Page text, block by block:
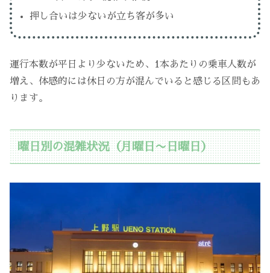
押し合いは少ないが立ち客が多い
運行本数が平日より少ないため、1本あたりの乗車人数が
増え、体感的には休日の方が混んでいると感じる区間もあ
ります。
曜日別の混雑状況（月曜日〜日曜日）